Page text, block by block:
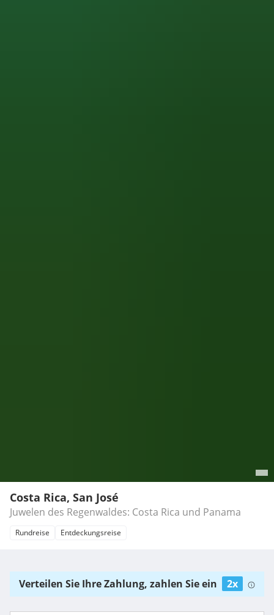
Costa Rica, San José
Juwelen des Regenwaldes: Costa Rica und Panama
Rundreise Entdeckungsreise
Verteilen Sie Ihre Zahlung, zahlen Sie ein 2x